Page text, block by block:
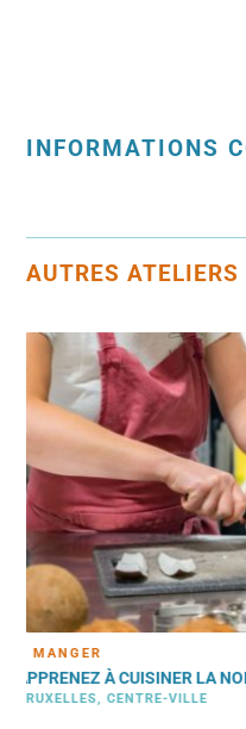
INFORMATIONS
AUTRES
INITIEZ-